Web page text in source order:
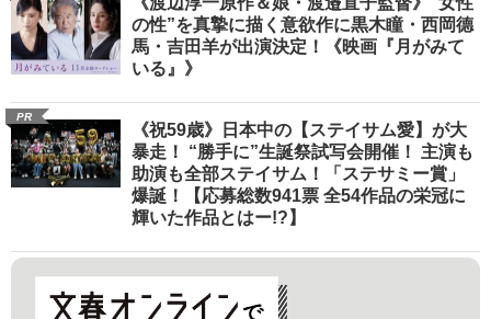
の性”を真摯に描く意欲作に黒木瞳・西岡德
馬・吉田羊が出演決定！《映画『月がみて
いる』》
PR
《祝59歳》日本中の【ステイサム愛】が大
暴走！ “勝手に”生誕祭試写会開催！ 主演も
助演も全部ステイサム！「ステサミー賞」
爆誕！【応募総数941票 全54作品の栄冠に
輝いた作品とはー!?】